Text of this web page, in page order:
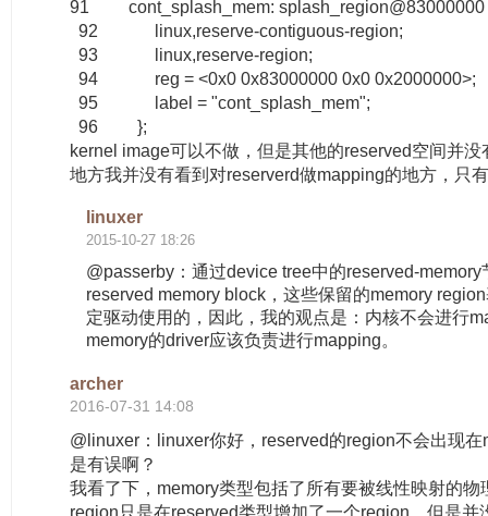
91 cont_splash_mem: splash_region@83000000
92 linux,reserve-contiguous-region;
93 linux,reserve-region;
94 reg = <0x0 0x83000000 0x0 0x2000000>;
95 label = "cont_splash_mem";
96 };
kernel image可以不做，但是其他的reserved空间并
地方我并没有看到对reserverd做mapping的地方，只
linuxer
2015-10-27 18:26
@passerby：通过device tree中的reserved-
reserved memory block，这些保留的memory
定驱动使用的，因此，我的观点是：内核不会进行
memory的driver应该负责进行mapping。
archer
2016-07-31 14:08
@linuxer：linuxer你好，reserved的region不会出现
是有误啊？
我看了下，memory类型包括了所有要被线性映射的物
region只是在reserved类型增加了一个region，但是并